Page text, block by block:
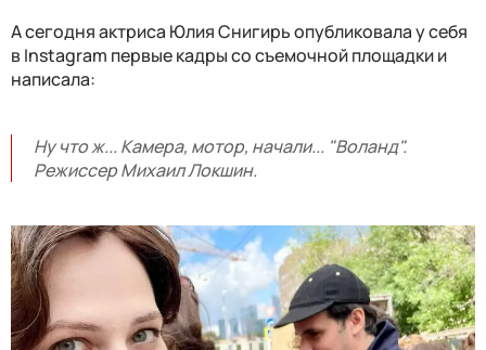
А сегодня актриса Юлия Снигирь опубликовала у себя
в Instagram первые кадры со съемочной площадки и
написала:
Ну что ж... Камера, мотор, начали... "Воланд".
Режиссер Михаил Локшин.